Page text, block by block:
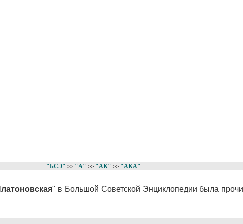
"БСЭ" >> "А" >> "АК" >> "АКА"
" в Большой Советской Энциклопедии была